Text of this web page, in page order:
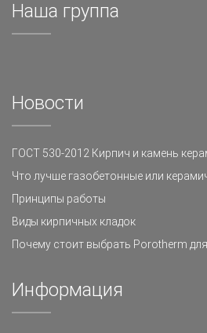
Наша группа
Новости
ГОСТ 530-2012 Кирпич и камень
Что лучше газобетонные или
Принципы работы
Виды кирпичных кладок
Почему стоит выбрать Porotherm
Информация